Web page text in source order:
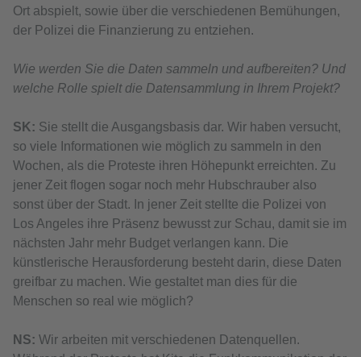
Ort abspielt, sowie über die verschiedenen Bemühungen,
der Polizei die Finanzierung zu entziehen.
Wie werden Sie die Daten sammeln und aufbereiten? Und
welche Rolle spielt die Datensammlung in Ihrem Projekt?
SK: Sie stellt die Ausgangsbasis dar. Wir haben versucht,
so viele Informationen wie möglich zu sammeln in den
Wochen, als die Proteste ihren Höhepunkt erreichten. Zu
jener Zeit flogen sogar noch mehr Hubschrauber also
sonst über der Stadt. In jener Zeit stellte die Polizei von
Los Angeles ihre Präsenz bewusst zur Schau, damit sie im
nächsten Jahr mehr Budget verlangen kann. Die
künstlerische Herausforderung besteht darin, diese Daten
greifbar zu machen. Wie gestaltet man dies für die
Menschen so real wie möglich?
NS: Wir arbeiten mit verschiedenen Datenquellen.